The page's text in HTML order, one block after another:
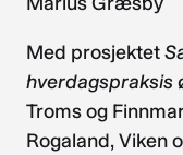
Med prosjektet
hverdagspraksis
Troms og
Rogaland, Viken